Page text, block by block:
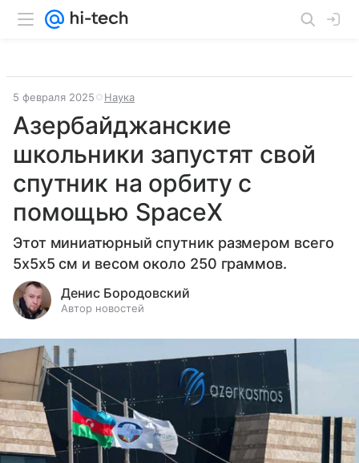
5 февраля 2025 Наука
Азербайджанские
школьники запустят свой
спутник на орбиту с
помощью SpaceX
Этот миниатюрный спутник размером всего
5х5х5 см и весом около 250 граммов.
Денис Бородовский
Автор новостей